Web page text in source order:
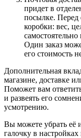
придет в
посылке. Перед
коробки: вес,
Один заказ
его стоимость
Дополнительная
магазине, доставке
Поможет вам
и развеять его
усмотрению.
Вы можете убрать её
галочку в